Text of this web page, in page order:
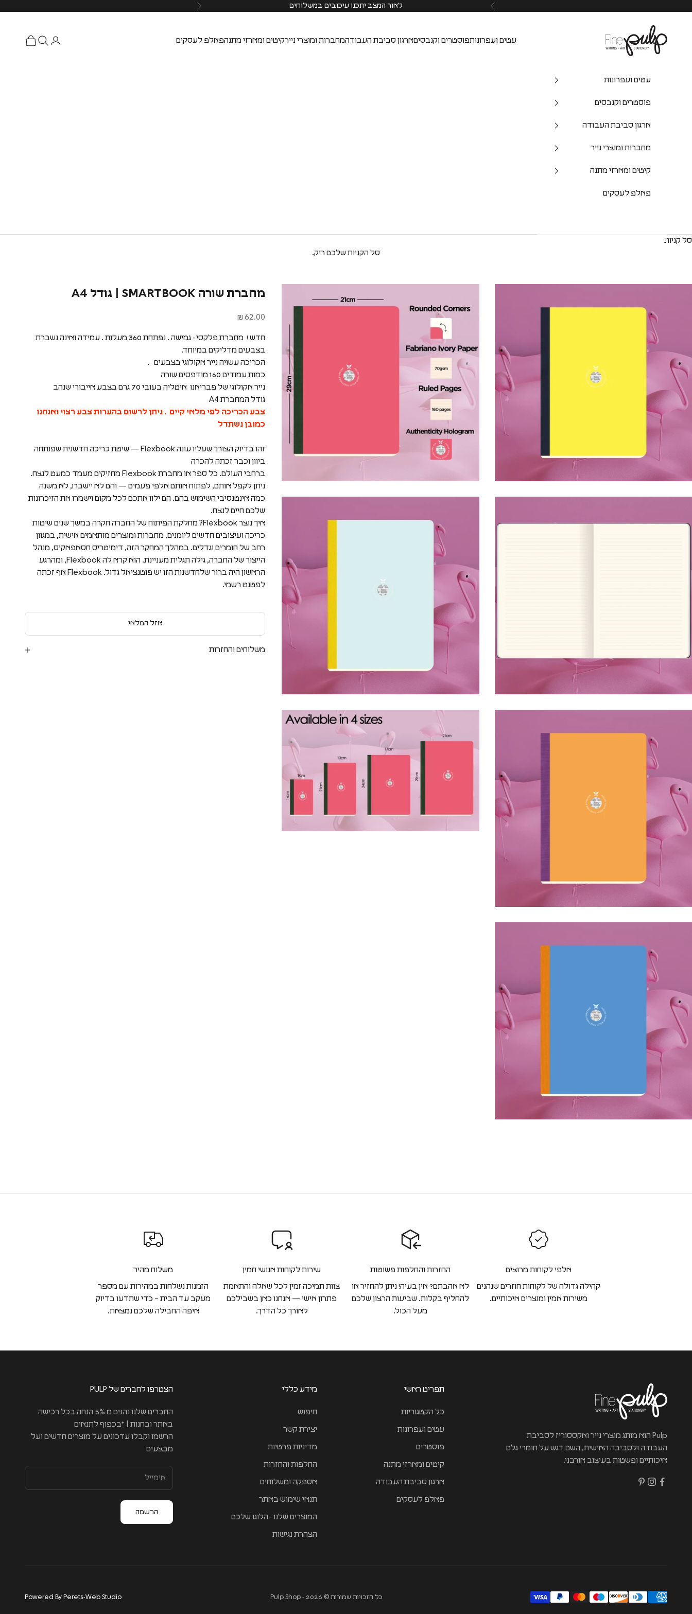
לאור המצב יתכנו עיכובים במשלוחים
Pulp Shop
עטים ועפרונותפוסטרים וקנבסיםארגון סביבת העבודהמחברות ומוצרי ניירקיטים ומארזי מתנהפאלפ לעסקים
עטים ועפרונות
פוסטרים וקנבסים
ארגון סביבת העבודה
מחברות ומוצרי נייר
קיטים ומארזי מתנה
פאלפ לעסקים
סל קניות
סל הקניות שלכם ריק.
מחברת שורה SMARTBOOK | גודל A4
מחיר מבצע
62.00 ₪
חדש ! מחברת פלקסי - גמישה . נפתחת 360 מעלות . עמידה ואינה נשברת
בצבעים מדליקים במיוחד.
הכריכה עשויה נייר אקולוגי בצבעים .
כמות עמודים 160 מודפסים שורה
נייר אקולוגי של פבריאנו איטליה בעובי 70 גרם בצבע אייבורי שנהב
גודל המחברת A4
צבע הכריכה לפי מלאי קיים . ניתן לרשום בהערות צבע רצוי ואנחנו
כמובן נשתדל
זהו בדיוק הצורך שעליו עונה Flexbook — שיטת כריכה חדשנית שפותחה
ביוון וכבר זכתה להכרה
ברחבי העולם. כל ספר או מחברת Flexbook מחזיקים מעמד כמעט לנצח.
ניתן לקפל אותם, לפתוח אותם אלפי פעמים — והם לא יישברו, לא משנה
כמה אינטנסיבי השימוש בהם. הם ילוו אתכם לכל מקום וישמרו את הזיכרונות
שלכם חיים לנצח.
איך נוצר Flexbook? מחלקת הפיתוח של החברה חקרה במשך שנים שיטות
כריכה ועיצובים חדשים ליומנים, מחברות ומוצרים מותאמים אישית, במגוון
רחב של חומרים וגדלים. במהלך המחקר הזה, דימיטריס חסאפאקיס, מנהל
הייצור של החברה, גילה תגלית מעניינת. הוא קרא לה Flexbook, ומהרגע
הראשון היה ברור שלחדשנות הזו יש פוטנציאל גדול. Flexbook אף זכתה
לפטנט רשמי.
אזל המלאי
משלוחים והחזרות
אלפי לקוחות מרוצים
קהילה גדולה של לקוחות חוזרים שנהנים
משירות אמין ומוצרים איכותיים.
החזרות והחלפות פשוטות
לא אהבתם? אין בעיה! ניתן להחזיר או
להחליף בקלות. שביעות הרצון שלכם
מעל הכול.
שירות לקוחות אנושי וזמין
צוות תמיכה זמין לכל שאלה והתאמת
פתרון אישי — אנחנו כאן בשבילכם
לאורך כל הדרך.
משלוח מהיר
הזמנות נשלחות במהירות עם מספר
מעקב עד הבית – כדי שתדעו בדיוק
איפה החבילה שלכם נמצאת.
Pulp הוא מותג מוצרי נייר ואקססוריז לסביבת
העבודה ולסביבה האישית, השם דגש על חומרי גלם
איכותיים ופשטות בעיצוב אורבני.
תפריט ראשי
כל הקטגוריות
עטים ועפרונות
פוסטרים
קיטים ומארזי מתנה
ארגון סביבת העבודה
פאלפ לעסקים
מידע כללי
חיפוש
יצירת קשר
מדיניות פרטיות
החלפות והחזרות
אספקה ומשלוחים
תנאי שימוש באתר
המוצרים שלנו - הלוגו שלכם
הצהרת נגישות
הצטרפו לחברים של PULP
החברים שלנו נהנים מ 5% הנחה בכל רכישה
באתר ובחנות | *בכפוף לתנאים
הרשמו וקבלו עדכונים על מוצרים חדשים ועל
מבצעים
הרשמה
כל הזכויות שמורות © 2026 - Pulp Shop Powered By Perets-Web Studio